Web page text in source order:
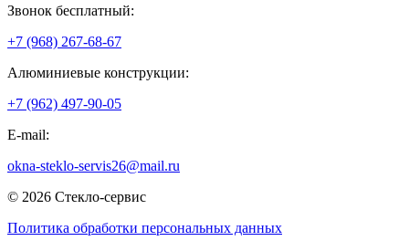
Звонок бесплатный:
+7 (968) 267-68-67
Алюминиевые конструкции:
+7 (962) 497-90-05
E-mail:
okna-steklo-servis26@mail.ru
© 2026 Стекло-сервис
Политика обработки персональных данных